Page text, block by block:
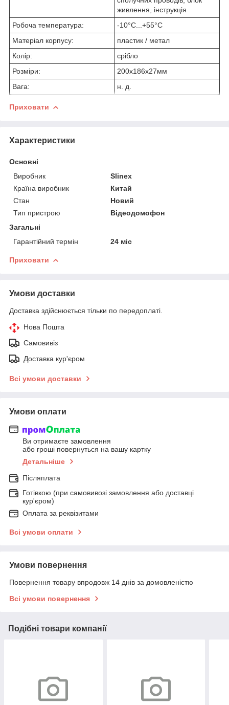
живлення, інструкція
Робоча температура:
-10°C...+55°C
Матеріал корпусу:
пластик / метал
Колір:
срібло
Розміри:
200х186х27мм
Вага:
н. д.
Приховати
Характеристики
Основні
Виробник
Slinex
Країна виробник
Китай
Стан
Новий
Тип пристрою
Відеодомофон
Загальні
Гарантійний термін
24 міс
Приховати
Умови доставки
Доставка здійснюється тільки по передоплаті.
Нова Пошта
Самовивіз
Доставка кур'єром
Всі умови доставки
Умови оплати
Ви отримаєте замовлення
або гроші повернуться на вашу картку
Детальніше
Післяплата
Готівкою (при самовивозі замовлення або доставці
кур'єром)
Оплата за реквізитами
Всі умови оплати
Умови повернення
Повернення товару впродовж 14 днів за домовленістю
Всі умови повернення
Подібні товари компанії